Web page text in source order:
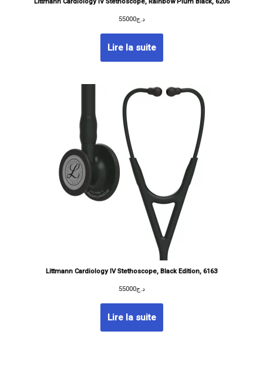
د.ج55000
Lire la suite
Littmann Cardiology IV Stethoscope, Black Edition, 6163
د.ج55000
Lire la suite